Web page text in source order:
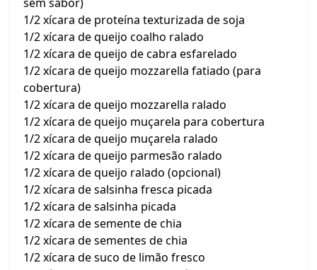
1/2 xícara de proteína texturizada de soja
1/2 xícara de queijo coalho ralado
1/2 xícara de queijo de cabra esfarelado
1/2 xícara de queijo mozzarella fatiado (para
cobertura)
1/2 xícara de queijo mozzarella ralado
1/2 xícara de queijo muçarela para cobertura
1/2 xícara de queijo muçarela ralado
1/2 xícara de queijo parmesão ralado
1/2 xícara de queijo ralado (opcional)
1/2 xícara de salsinha fresca picada
1/2 xícara de salsinha picada
1/2 xícara de semente de chia
1/2 xícara de sementes de chia
1/2 xícara de suco de limão fresco